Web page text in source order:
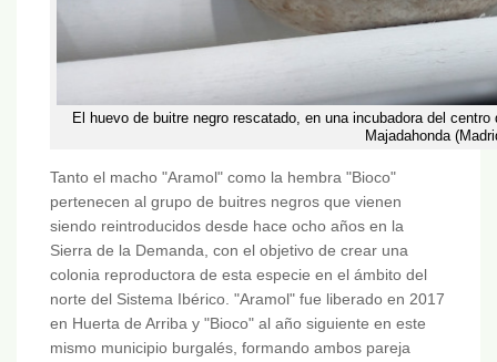
El huevo de buitre negro rescatado, en una incubadora del
Majadahonda
Tanto el macho "Aramol" como la hembra "Bioco"
pertenecen al grupo de buitres negros que vienen
siendo reintroducidos desde hace ocho años en la
Sierra de la Demanda, con el objetivo de crear una
colonia reproductora de esta especie en el ámbito del
norte del Sistema Ibérico. "Aramol" fue liberado en 2017
en Huerta de Arriba y "Bioco" al año siguiente en este
mismo municipio burgalés, formando ambos pareja